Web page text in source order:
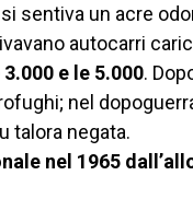
sentiva un acre
autocarri
e le 5.000.
nel
talora negata.
nel 1965